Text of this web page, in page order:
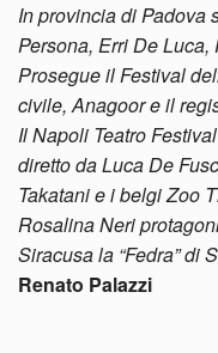
In provincia di Padova
Persona, Erri De
Prosegue il Festival
civile, Anagoor e il
Il Napoli Teatro
diretto da Luca De
Takatani e i belgi Zoo
Rosalina Neri
Siracusa la “Fedra” di
Renato Palazzi